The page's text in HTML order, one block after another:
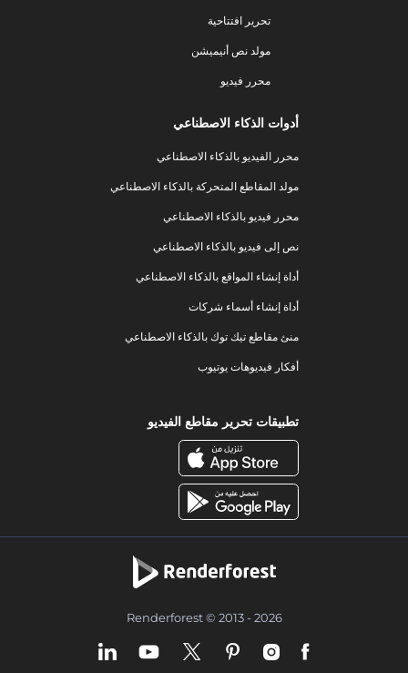
تحرير افتتاحية
مولد نص أنيميشن
محرر فيديو
أدوات الذكاء الاصطناعي
محرر الفيديو بالذكاء الاصطناعي
مولد المقاطع المتحركة بالذكاء الاصطناعي
محرر فيديو بالذكاء الاصطناعي
نص إلى فيديو بالذكاء الاصطناعي
أداة إنشاء المواقع بالذكاء الاصطناعي
أداة إنشاء أسماء شركات
منئ مقاطع تيك توك بالذكاء الاصطناعي
أفكار فيديوهات يوتيوب
تطبيقات تحرير مقاطع الفيديو
Renderforest © 2013 - 2026